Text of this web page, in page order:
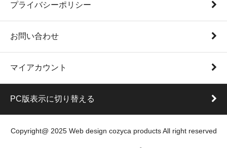
プライバシーポリシー
お問い合わせ
マイアカウント
PC版表示に切り替える
Copyright@ 2025 Web design cozyca products All right reserved